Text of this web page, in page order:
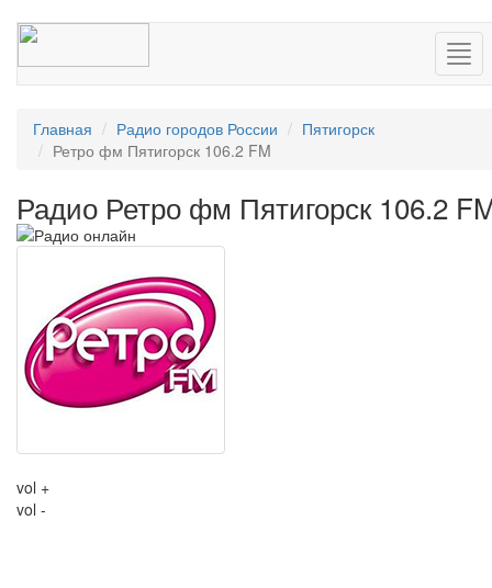
Главная Радио городов России
Пятигорск
Ретро фм Пятигорск 106.2 FM
Радио Ретро фм Пятигорск 106.2
vol +
vol -